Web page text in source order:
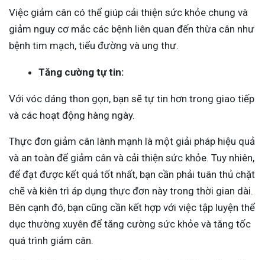
Việc giảm cân có thể giúp cải thiện sức khỏe chung và
giảm nguy cơ mắc các bệnh liên quan đến thừa cân như
bệnh tim mạch, tiểu đường và ung thư.
Tăng cường tự tin:
Với vóc dáng thon gọn, bạn sẽ tự tin hơn trong giao tiếp
và các hoạt động hàng ngày.
Thực đơn giảm cân lành mạnh là một giải pháp hiệu quả
và an toàn để giảm cân và cải thiện sức khỏe. Tuy nhiên,
để đạt được kết quả tốt nhất, bạn cần phải tuân thủ chặt
chẽ và kiên trì áp dụng thực đơn này trong thời gian dài.
Bên cạnh đó, bạn cũng cần kết hợp với việc tập luyện thể
dục thường xuyên để tăng cường sức khỏe và tăng tốc
quá trình giảm cân.